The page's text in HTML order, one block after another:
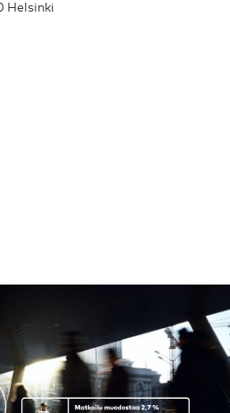
Helsinki